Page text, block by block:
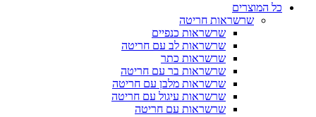
כל המוצרים
שרשראות חריטה
שרשראות כנפיים
שרשראות לב עם חריטה
שרשראות כתר
שרשראות בר עם חריטה
שרשראות מלבן עם חריטה
שרשראות עיגול עם חריטה
שרשראות עם חריטה